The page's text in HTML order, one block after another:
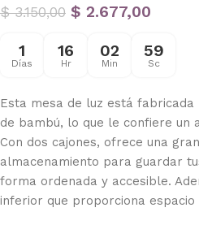
$3.150,00 $ 2.677,00
1
Días
16
Hr
02
Min
58
Sc
Esta mesa de luz está
de bambú, lo que le confiere un
Con dos cajones, ofrece una
almacenamiento para guardar
forma ordenada y accesible.
inferior que proporciona espacio